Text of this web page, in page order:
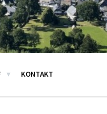
KONTAKT